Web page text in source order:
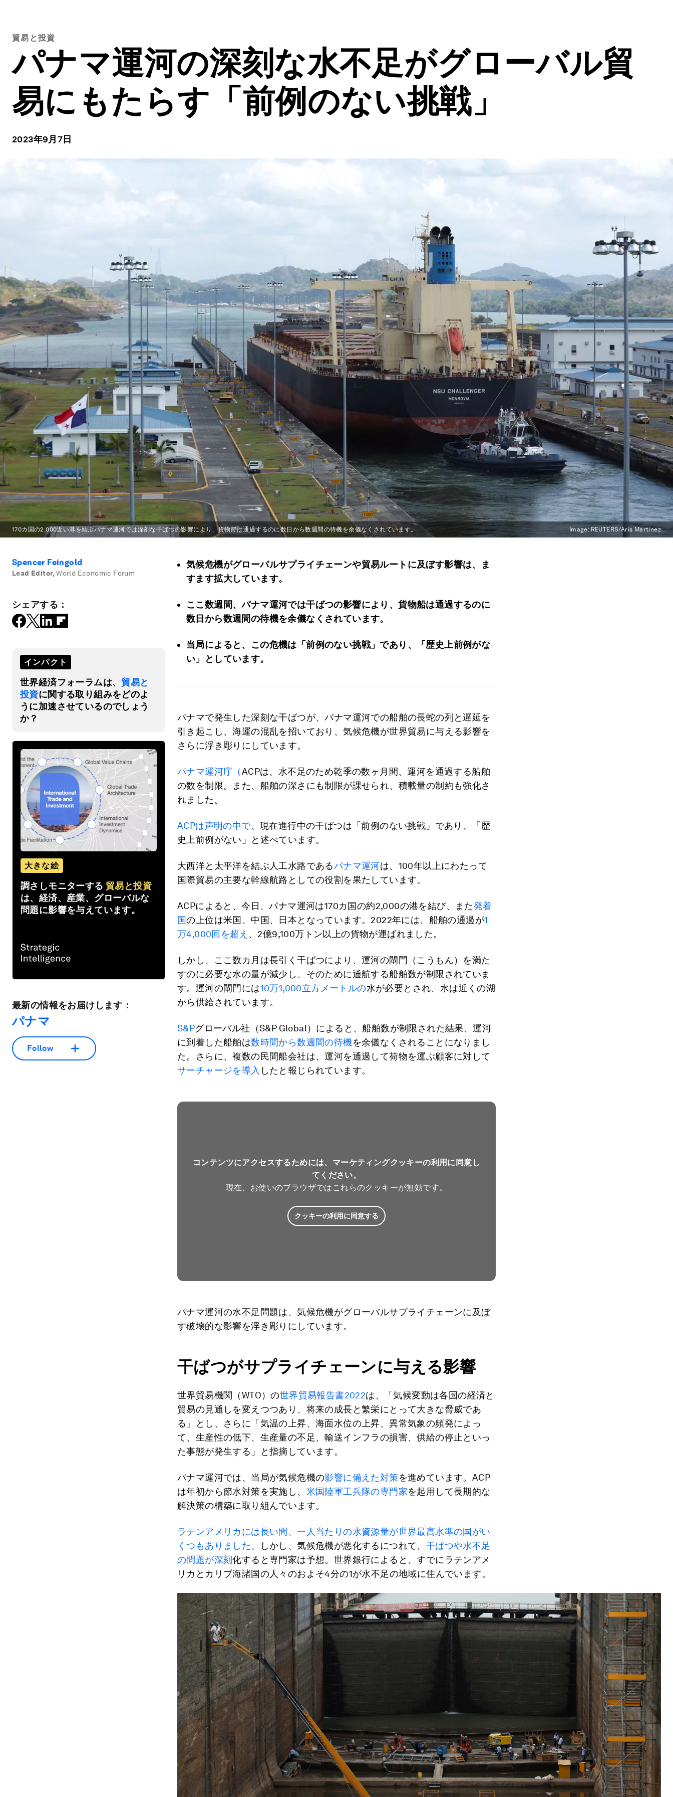
貿易と投資
パナマ運河の深刻な水不足がグローバル貿
易にもたらす「前例のない挑戦」
2023年9月7日
170カ国の2,000近い港を結ぶパナマ運河では深刻な干ばつの影響により、貨物船は通過するのに数日から数週間の待機を余儀なくされています。 Image: REUTERS/Aris Martinez
Spencer Feingold
Lead Editor, World Economic Forum
シェアする：
インパクト
世界経済フォーラムは、 貿易と
投資に関する取り組みをどのよ
うに加速させているのでしょう
か？
大きな絵
調さしモニターする 貿易と投資
は、経済、産業、グローバルな
問題に影響を与えています。
最新の情報をお届けします：
パナマ
Follow
気候危機がグローバルサプライチェーンや貿易ルートに及ぼす影響は、ま
すます拡大しています。
ここ数週間、パナマ運河では干ばつの影響により、貨物船は通過するのに
数日から数週間の待機を余儀なくされています。
当局によると、この危機は「前例のない挑戦」であり、「歴史上前例がな
い」としています。
パナマで発生した深刻な干ばつが、パナマ運河での船舶の長蛇の列と遅延を
引き起こし、海運の混乱を招いており、気候危機が世界貿易に与える影響を
さらに浮き彫りにしています。
パナマ運河庁（ACPは、水不足のため乾季の数ヶ月間、運河を通過する船舶
の数を制限。また、船舶の深さにも制限が課せられ、積載量の制約も強化さ
れました。
ACPは声明の中で、現在進行中の干ばつは「前例のない挑戦」であり、「歴
史上前例がない」と述べています。
大西洋と太平洋を結ぶ人工水路であるパナマ運河は、100年以上にわたって
国際貿易の主要な幹線航路としての役割を果たしています。
ACPによると、今日、パナマ運河は170カ国の約2,000の港を結び、また発着
国の上位は米国、中国、日本となっています。2022年には、船舶の通過が1
万4,000回を超え 、2億9,100万トン以上の貨物が運ばれました。
しかし、ここ数カ月は長引く干ばつにより、運河の閘門（こうもん）を満た
すのに必要な水の量が減少し、そのために通航する船舶数が制限されていま
す。運河の閘門には10万1,000立方メートルの水が必要とされ、水は近くの湖
から供給されています。
S&Pグローバル社（S&P Global）によると、船舶数が制限された結果、運河
に到着した船舶は数時間から数週間の待機を余儀なくされることになりまし
た。さらに、複数の民間船会社は、運河を通過して荷物を運ぶ顧客に対して
サーチャージを導入 したと報じられています。
コンテンツにアクセスするためには、マーケティングクッキーの利用に同意し
てください。
現在、お使いのブラウザではこれらのクッキーが無効です。
クッキーの利用に同意する
パナマ運河の水不足問題は、気候危機がグローバルサプライチェーンに及ぼ
す破壊的な影響を浮き彫りにしています。
干ばつがサプライチェーンに与える影響
世界貿易機関（WTO）の世界貿易報告書2022は、「気候変動は各国の経済と
貿易の見通しを変えつつあり、将来の成長と繁栄にとって大きな脅威であ
る」とし、さらに「気温の上昇、海面水位の上昇、異常気象の頻発によっ
て、生産性の低下、生産量の不足、輸送インフラの損害、供給の停止といっ
た事態が発生する」と指摘しています。
パナマ運河では、当局が気候危機の影響に備えた対策を進めています。ACP
は年初から節水対策を実施し、 米国陸軍工兵隊の専門家を起用して長期的な
解決策の構築に取り組んでいます。
ラテンアメリカには長い間、一人当たりの水資源量が世界最高水準の国がい
くつもありました。
しかし、気候危機が悪化するにつれて、 干ばつや水不足
の問題が深刻化すると専門家は予想。世界銀行によると、すでにラテンアメ
リカとカリブ海諸国の人々のおよそ4分の1が水不足の地域に住んでいます。